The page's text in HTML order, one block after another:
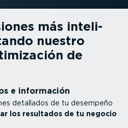
más inteli­
nuestro
de
e información
detallados de tu desempeño
los resultados de tu negocio